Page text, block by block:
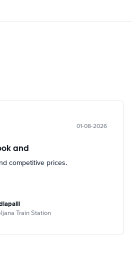
01-08-2026
and
competitive prices.
Train Station